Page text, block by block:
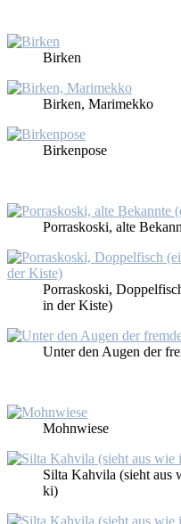
Bir­ken
Bir­ken, Ma­rimek­ko
Bir­ken­po­se
Por­ras­ko­ski, al­te
Por­ras­ko­ski,
in der Kis­te)
Un­ter den Au­gen der
Mohn­wie­se
Sil­ta Kah­vila (sieht
ki)